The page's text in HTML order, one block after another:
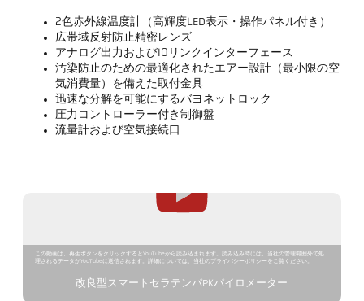
2色赤外線温度計（高輝度LED表示・操作パネル付き）
広帯域反射防止精密レンズ
アナログ出力およびIOリンクインターフェース
汚染防止のための最適化されたエアー設計（最小限の空
気消費量）を備えた取付金具
迅速な分解を可能にするバヨネットロック
圧力コントローラー付き制御盤
流量計および空気接続口
この動画は、再生ボタンをクリックするとYouTubeから読み込まれます。読み込み時には、当社の管理範囲外で処
理されるデータがYouTubeに送信されます。詳細については、当社のプライバシーポリシーをご覧ください。
改良型スマートセラテンパPKパイロメーター